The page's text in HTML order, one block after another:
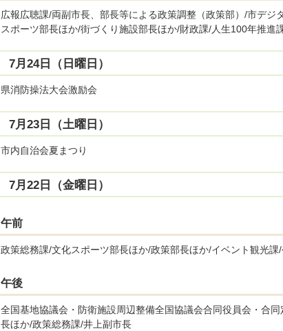
広報広聴課/両副市長、部長等による政策調整（政策部）/市デジ
スポーツ部長ほか/街づくり施設部長ほか/財政課/人生100年推進
7月24日（日曜日）
県消防操法大会激励会
7月23日（土曜日）
市内自治会夏まつり
7月22日（金曜日）
午前
政策総務課/文化スポーツ部長ほか/政策部長ほか/イベント観光課
午後
全国基地協議会・防衛施設周辺整備全国協議会合同役員会・合
長ほか/政策総務課/井上副市長